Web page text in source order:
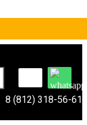
8 (812) 318-56-61